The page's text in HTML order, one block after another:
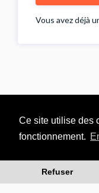
Ce site utilise des
fonctionnement.
Refuser
Vous avez déjà